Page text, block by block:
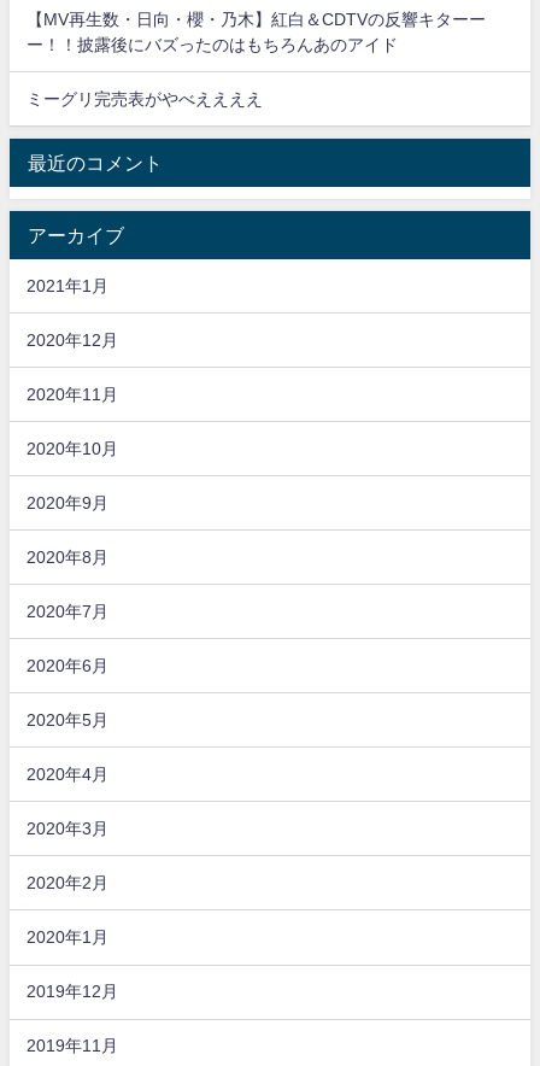
【MV再生数・日向・櫻・乃木】紅白＆CDTVの反響キターー
ー！！披露後にバズったのはもちろんあのアイド
ミーグリ完売表がやべええええ
最近のコメント
アーカイブ
2021年1月
2020年12月
2020年11月
2020年10月
2020年9月
2020年8月
2020年7月
2020年6月
2020年5月
2020年4月
2020年3月
2020年2月
2020年1月
2019年12月
2019年11月